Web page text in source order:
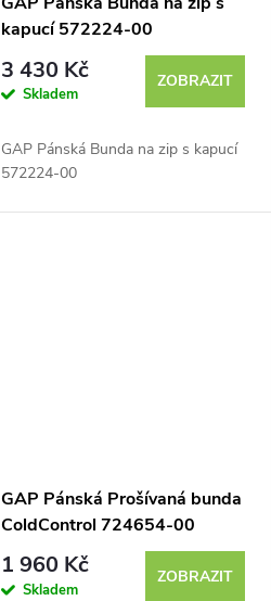
kapucí 572224-00
3 430 Kč
Skladem
ZOBRAZIT
GAP Pánská Bunda na zip s kapucí
572224-00
GAP Pánská Prošívaná bunda
ColdControl 724654-00
1 960 Kč
Skladem
ZOBRAZIT